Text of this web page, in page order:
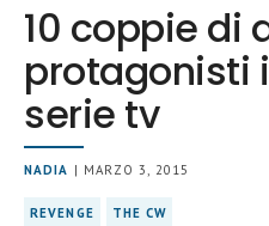
10 coppie di
protagonisti
serie tv
NADIA | MARZO 3, 2015
REVENGE THE CW